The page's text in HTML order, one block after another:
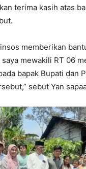
terima kasih atas
memberikan
mewakili RT 06
bapak Bupati dan
sebut Yan